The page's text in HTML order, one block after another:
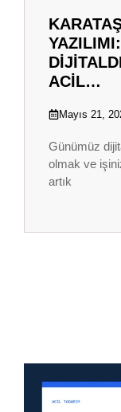
ACIL…
Mayıs 21,
Günümüz
olmak ve
artık